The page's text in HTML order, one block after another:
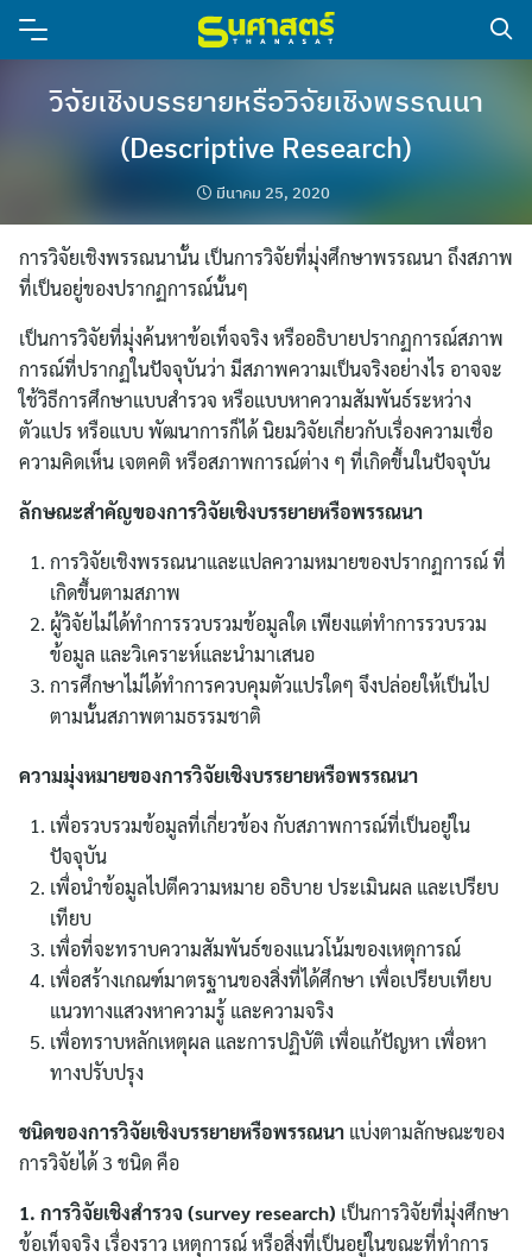
English
วิจัยเชิงบรรยายหรือวิจัยเชิงพรรณนา
(Descriptive Research)
มีนาคม 25, 2020
การวิจัยเชิงพรรณนานั้น เป็นการวิจัยที่มุ่งศึกษาพรรณนา ถึงสภาพ
ที่เป็นอยู่ของปรากฏการณ์นั้นๆ
เป็นการวิจัยที่มุ่งค้นหาข้อเท็จจริง หรืออธิบายปรากฏการณ์สภาพ
การณ์ที่ปรากฏในปัจจุบันว่า มีสภาพความเป็นจริงอย่างไร อาจจะ
ใช้วิธีการศึกษาแบบสำรวจ หรือแบบหาความสัมพันธ์ระหว่าง
ตัวแปร หรือแบบ พัฒนาการก็ได้ นิยมวิจัยเกี่ยวกับเรื่องความเชื่อ
ความคิดเห็น เจตคติ หรือสภาพการณ์ต่าง ๆ ที่เกิดขึ้นในปัจจุบัน
ลักษณะสำคัญของการวิจัยเชิงบรรยายหรือพรรณนา
การวิจัยเชิงพรรณนาและแปลความหมายของปรากฏการณ์ ที่
เกิดขึ้นตามสภาพ
ผู้วิจัยไม่ได้ทำการรวบรวมข้อมูลใด เพียงแต่ทำการรวบรวม
ข้อมูล และวิเคราะห์และนำมาเสนอ
การศึกษาไม่ได้ทำการควบคุมตัวแปรใดๆ จึงปล่อยให้เป็นไป
ตามนั้นสภาพตามธรรมชาติ
ความมุ่งหมายของการวิจัยเชิงบรรยายหรือพรรณนา
เพื่อรวบรวมข้อมูลที่เกี่ยวข้อง กับสภาพการณ์ที่เป็นอยู่ใน
ปัจจุบัน
เพื่อนำข้อมูลไปตีความหมาย อธิบาย ประเมินผล และเปรียบ
เทียบ
เพื่อที่จะทราบความสัมพันธ์ของแนวโน้มของเหตุการณ์
เพื่อสร้างเกณฑ์มาตรฐานของสิ่งที่ได้ศึกษา เพื่อเปรียบเทียบ
แนวทางแสวงหาความรู้ และความจริง
เพื่อทราบหลักเหตุผล และการปฏิบัติ เพื่อแก้ปัญหา เพื่อหา
ทางปรับปรุง
ชนิดของการวิจัยเชิงบรรยายหรือพรรณนา แบ่งตามลักษณะของ
การวิจัยได้ 3 ชนิด คือ
1. การวิจัยเชิงสำรวจ (survey research) เป็นการวิจัยที่มุ่งศึกษา
ข้อเท็จจริง เรื่องราว เหตุการณ์ หรือสิ่งที่เป็นอยู่ในขณะที่ทำการ